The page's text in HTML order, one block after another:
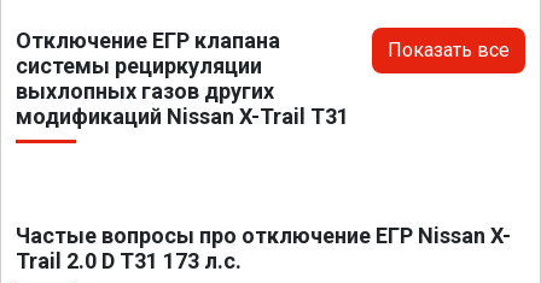
Отключение ЕГР клапана
системы рециркуляции
выхлопных газов других
модификаций Nissan X-Trail T31
Показать все
Частые вопросы про отключение ЕГР Nissan X-
Trail 2.0 D T31 173 л.с.